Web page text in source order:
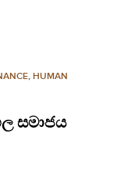
, HUMAN
සමාජය